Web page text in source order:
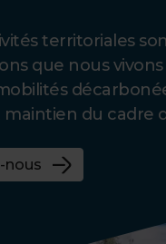
territoriales
que nous
du cadre
nous